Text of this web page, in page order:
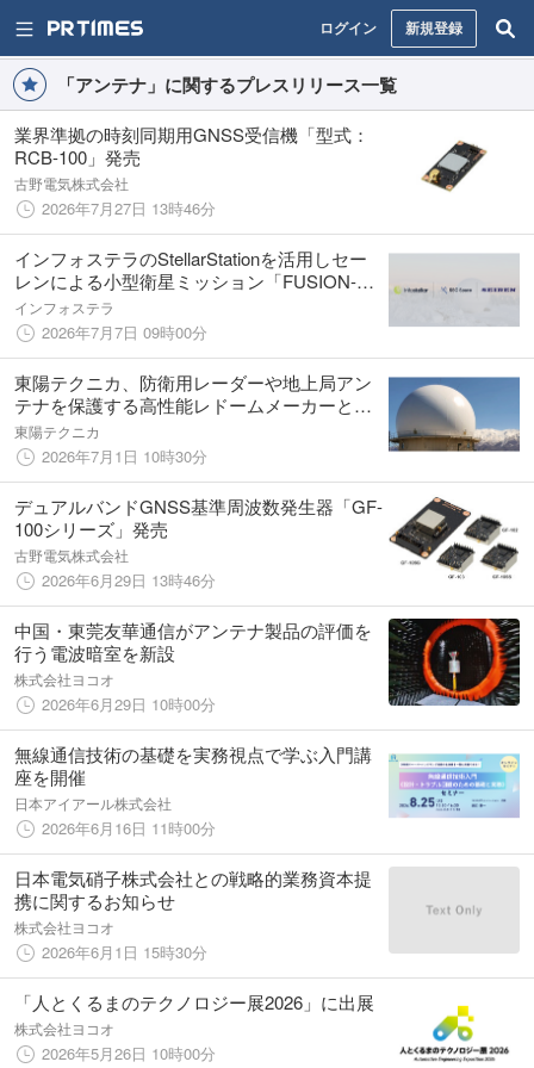
ログイン 新規登録
「アンテナ」に関するプレスリリース一覧
業界準拠の時刻同期用GNSS受信機「型式：
RCB-100」発売
古野電気株式会社
2026年7月27日 13時46分
インフォステラのStellarStationを活用しセー
レンによる小型衛星ミッション「FUSION-
1」向けにグローバル地上局サービスSSC
Space Goを提供
インフォステラ
2026年7月7日 09時00分
東陽テクニカ、防衛用レーダーや地上局アン
テナを保護する高性能レドームメーカーと新
たに販売代理店契約を締結
東陽テクニカ
2026年7月1日 10時30分
デュアルバンドGNSS基準周波数発生器「GF-
100シリーズ」発売
古野電気株式会社
2026年6月29日 13時46分
中国・東莞友華通信がアンテナ製品の評価を
行う電波暗室を新設
株式会社ヨコオ
2026年6月29日 10時00分
無線通信技術の基礎を実務視点で学ぶ入門講
座を開催
日本アイアール株式会社
2026年6月16日 11時00分
日本電気硝子株式会社との戦略的業務資本提
携に関するお知らせ
株式会社ヨコオ
2026年6月1日 15時30分
「人とくるまのテクノロジー展2026」に出展
株式会社ヨコオ
2026年5月26日 10時00分